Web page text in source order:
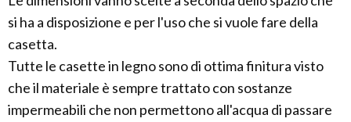
si ha a disposizione e per l'uso che si vuole fare della
casetta.
Tutte le casette in legno sono di ottima finitura visto
che il materiale è sempre trattato con sostanze
impermeabili che non permettono all'acqua di passare